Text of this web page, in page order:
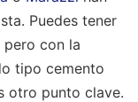
Puedes tener
pero con la
tipo cemento
otro punto clave.